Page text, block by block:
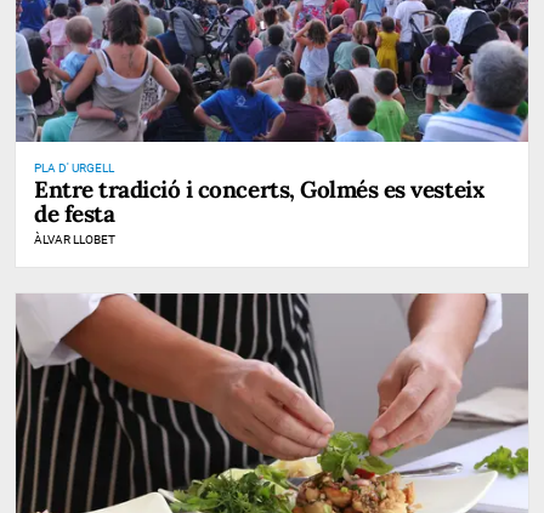
PLA D' URGELL
Entre tradició i concerts, Golmés es vesteix
de festa
ÀLVAR LLOBET